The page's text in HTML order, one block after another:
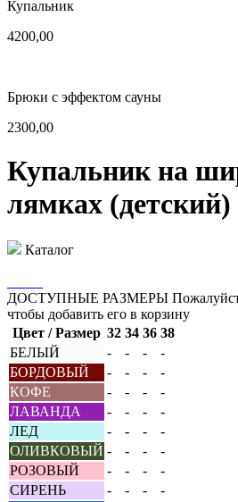
Купальник
4200,00
Брюки с эффектом сауны
2300,00
Купальник на
лямках (детский)
Каталог
ДОСТУПНЫЕ РАЗМЕРЫ
чтобы добавить его в корзину
Цвет / Размер 32 34 36 38
БЕЛЫЙ
- - -
-
БОРДОВЫЙ
- - -
-
КОФЕ
- - -
-
ЛАВАНДА
- - -
-
ЛЕД
- - -
-
ОЛИВКОВЫЙ - - -
-
РОЗОВЫЙ
- - -
-
СИРЕНЬ
- - -
-